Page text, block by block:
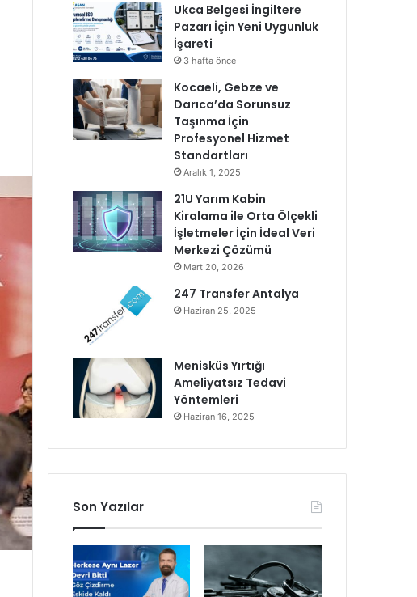
Ukca Belgesi İngiltere
Pazarı İçin Yeni Uygunluk
İşareti
3 hafta önce
Kocaeli, Gebze ve
Darıca’da Sorunsuz
Taşınma İçin
Profesyonel Hizmet
Standartları
Aralık 1, 2025
21U Yarım Kabin
Kiralama ile Orta Ölçekli
İşletmeler İçin İdeal Veri
Merkezi Çözümü
Mart 20, 2026
247 Transfer Antalya
Haziran 25, 2025
Menisküs Yırtığı
Ameliyatsız Tedavi
Yöntemleri
Haziran 16, 2025
Son Yazılar